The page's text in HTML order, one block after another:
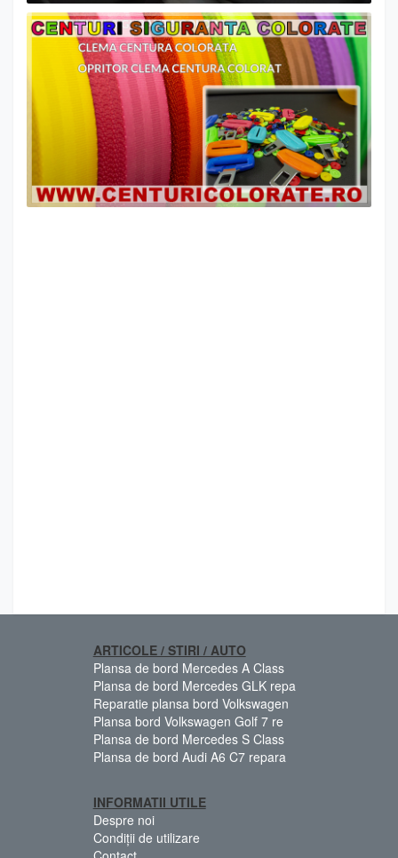
ARTICOLE / STIRI / AUTO
Plansa de bord Mercedes A Class
Plansa de bord Mercedes GLK repa
Reparatie plansa bord Volkswagen
Plansa bord Volkswagen Golf 7 re
Plansa de bord Mercedes S Class
Plansa de bord Audi A6 C7 repara
INFORMATII UTILE
Despre noi
Condiții de utilizare